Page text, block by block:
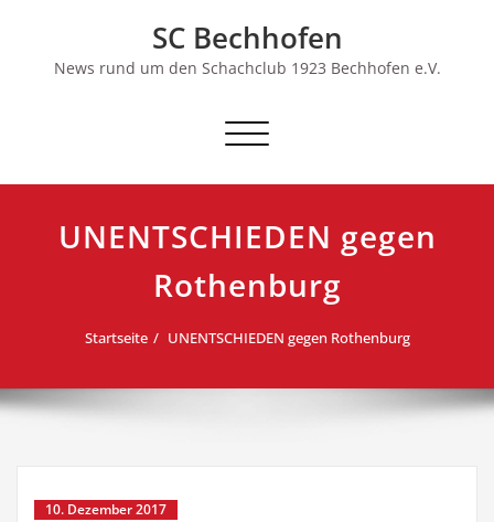
SC Bechhofen
News rund um den Schachclub 1923 Bechhofen e.V.
Schalte
UNENTSCHIEDEN gegen
Rothenburg
Startseite UNENTSCHIEDEN gegen Rothenburg
10. Dezember 2017